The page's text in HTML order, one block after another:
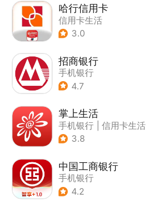
哈行信用卡
信用卡生活
3.0
招商银行
手机银行
4.7
掌上生活
手机银行
信用卡生活
3.8
中国工商银行
手机银行
4.2